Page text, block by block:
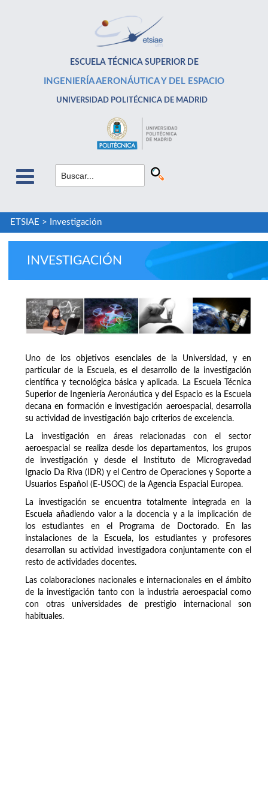
ESCUELA TÉCNICA SUPERIOR DE
INGENIERÍA AERONÁUTICA Y DEL ESPACIO
UNIVERSIDAD POLITÉCNICA DE MADRID
ETSIAE > Investigación
INVESTIGACIÓN
Uno de los objetivos esenciales de la Universidad, y en
particular de la Escuela, es el desarrollo de la investigación
científica y tecnológica básica y aplicada. La Escuela Técnica
Superior de Ingeniería Aeronáutica y del Espacio es la Escuela
decana en formación e investigación aeroespacial, desarrolla
su actividad de investigación bajo criterios de excelencia.
La investigación en áreas relacionadas con el sector
aeroespacial se realiza desde los departamentos, los grupos
de investigación y desde el Instituto de Microgravedad
Ignacio Da Riva (IDR) y el Centro de Operaciones y Soporte a
Usuarios Español (E-USOC) de la Agencia Espacial Europea.
La investigación se encuentra totalmente integrada en la
Escuela añadiendo valor a la docencia y a la implicación de
los estudiantes en el Programa de Doctorado. En las
instalaciones de la Escuela, los estudiantes y profesores
desarrollan su actividad investigadora conjuntamente con el
resto de actividades docentes.
Las colaboraciones nacionales e internacionales en el ámbito
de la investigación tanto con la industria aeroespacial como
con otras universidades de prestigio internacional son
habituales.